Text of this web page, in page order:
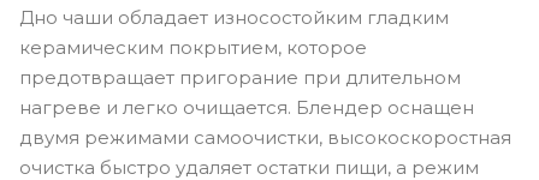
Дно чаши обладает износостойким гладким
керамическим покрытием, которое
предотвращает пригорание при длительном
нагреве и легко очищается. Блендер оснащен
двумя режимами самоочистки, высокоскоростная
очистка быстро удаляет остатки пищи, а режим